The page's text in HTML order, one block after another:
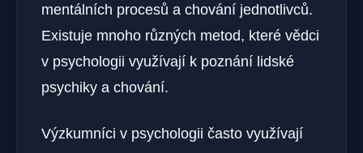
mentálních procesů a chování jednotlivců.
Existuje mnoho různých metod, které vědci
v psychologii využívají k poznání lidské
psychiky a chování.
Výzkumníci v psychologii často využívají